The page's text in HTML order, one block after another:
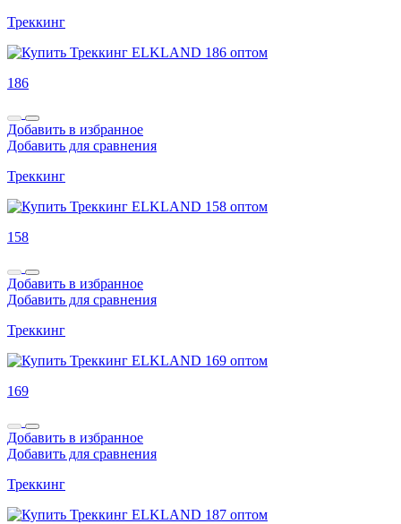
Треккинг
186
Добавить в избранное
Добавить для сравнения
Треккинг
158
Добавить в избранное
Добавить для сравнения
Треккинг
169
Добавить в избранное
Добавить для сравнения
Треккинг